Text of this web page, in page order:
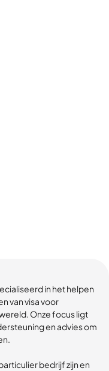
in het helpen
van visa voor
Onze focus ligt
en advies om
bedrijf zijn en